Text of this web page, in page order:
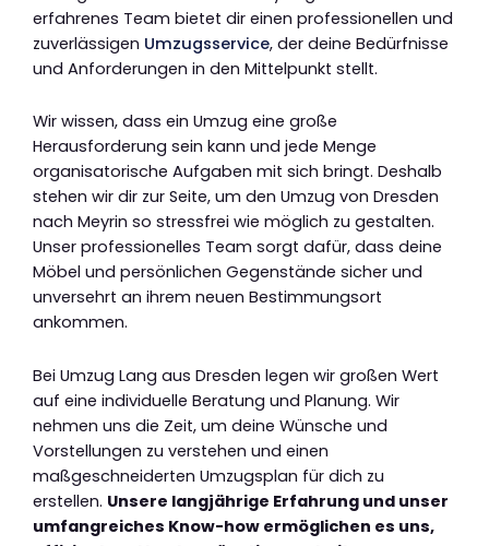
erfahrenes Team bietet dir einen professionellen und
zuverlässigen Umzugsservice, der deine Bedürfnisse
und Anforderungen in den Mittelpunkt stellt.
Wir wissen, dass ein Umzug eine große
Herausforderung sein kann und jede Menge
organisatorische Aufgaben mit sich bringt. Deshalb
stehen wir dir zur Seite, um den Umzug von Dresden
nach Meyrin so stressfrei wie möglich zu gestalten.
Unser professionelles Team sorgt dafür, dass deine
Möbel und persönlichen Gegenstände sicher und
unversehrt an ihrem neuen Bestimmungsort
ankommen.
Bei Umzug Lang aus Dresden legen wir großen Wert
auf eine individuelle Beratung und Planung. Wir
nehmen uns die Zeit, um deine Wünsche und
Vorstellungen zu verstehen und einen
maßgeschneiderten Umzugsplan für dich zu
erstellen. Unsere langjährige Erfahrung und unser
umfangreiches Know-how ermöglichen es uns,